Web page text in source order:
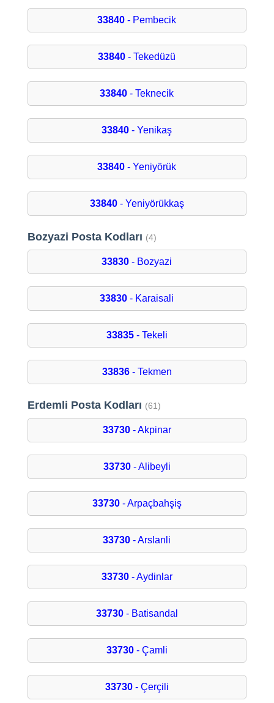
33840 - Pembecik
33840 - Tekedüzü
33840 - Teknecik
33840 - Yenikaş
33840 - Yeniyörük
33840- Yeniyörükkaş
Bozyazi Posta Kodları (4)
33830 - Bozyazi
33830 - Karaisali
33835- Tekeli
33836- Tekmen
Erdemli Posta Kodları (61)
33730- Akpinar
33730- Alibeyli
33730- Arpaçbahşiş
33730 - Arslanli
33730- Aydinlar
33730- Batisandal
33730- Çamli
33730- Çerçili